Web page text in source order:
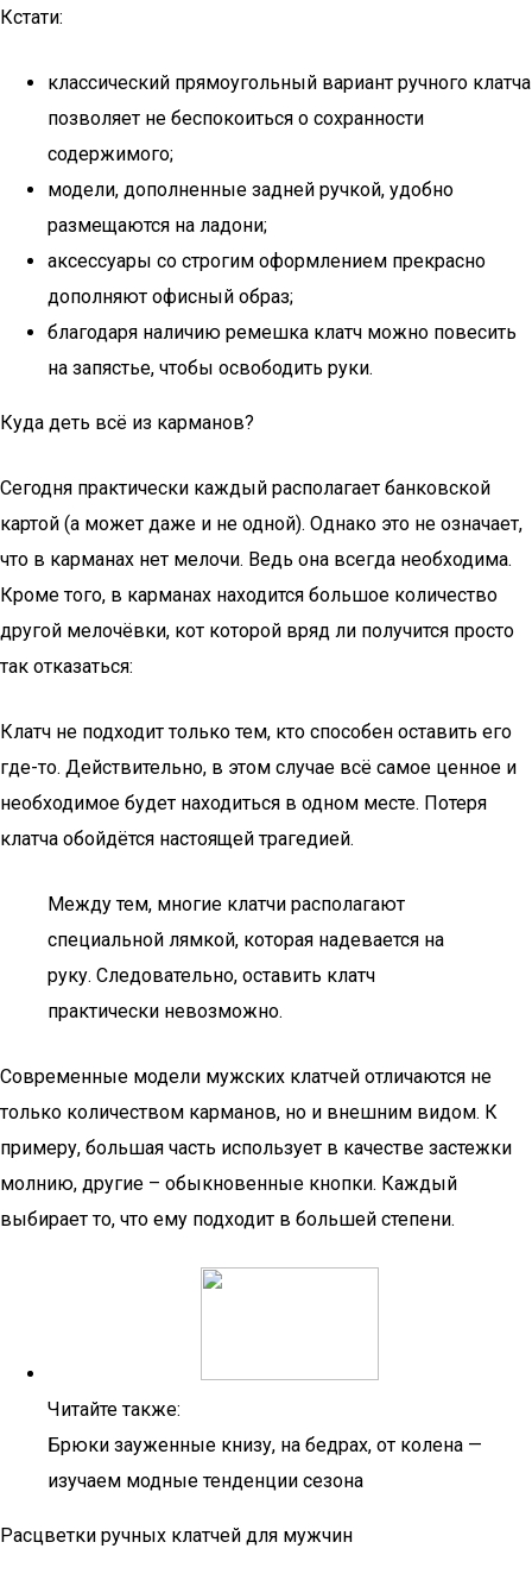
Кстати:
классический прямоугольный вариант ручного клатча
позволяет не беспокоиться о сохранности
содержимого;
модели, дополненные задней ручкой, удобно
размещаются на ладони;
аксессуары со строгим оформлением прекрасно
дополняют офисный образ;
благодаря наличию ремешка клатч можно повесить
на запястье, чтобы освободить руки.
Куда деть всё из карманов?
Сегодня практически каждый располагает банковской
картой (а может даже и не одной). Однако это не означает,
что в карманах нет мелочи. Ведь она всегда необходима.
Кроме того, в карманах находится большое количество
другой мелочёвки, кот которой вряд ли получится просто
так отказаться:
Клатч не подходит только тем, кто способен оставить его
где-то. Действительно, в этом случае всё самое ценное и
необходимое будет находиться в одном месте. Потеря
клатча обойдётся настоящей трагедией.
Между тем, многие клатчи располагают
специальной лямкой, которая надевается на
руку. Следовательно, оставить клатч
практически невозможно.
Современные модели мужских клатчей отличаются не
только количеством карманов, но и внешним видом. К
примеру, большая часть использует в качестве застежки
молнию, другие – обыкновенные кнопки. Каждый
выбирает то, что ему подходит в большей степени.
Читайте также:
Брюки зауженные книзу, на бедрах, от колена —
изучаем модные тенденции сезона
Расцветки ручных клатчей для мужчин